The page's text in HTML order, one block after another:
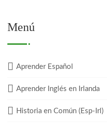
Menú
Aprender Español
Aprender Inglés en Irlanda
Historia en Común (Esp-Irl)